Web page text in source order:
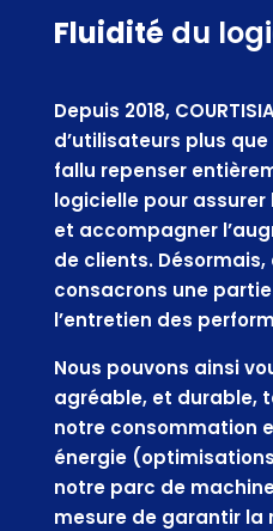
Fluidité du
Depuis 2018,
d’utilisateurs plus
fallu repenser
logicielle pour assurer
et accompagner
de clients.
consacrons une
l’entretien des
Nous pouvons ainsi
agréable, et durable,
notre consommation
énergie
notre parc de
mesure de garantir la